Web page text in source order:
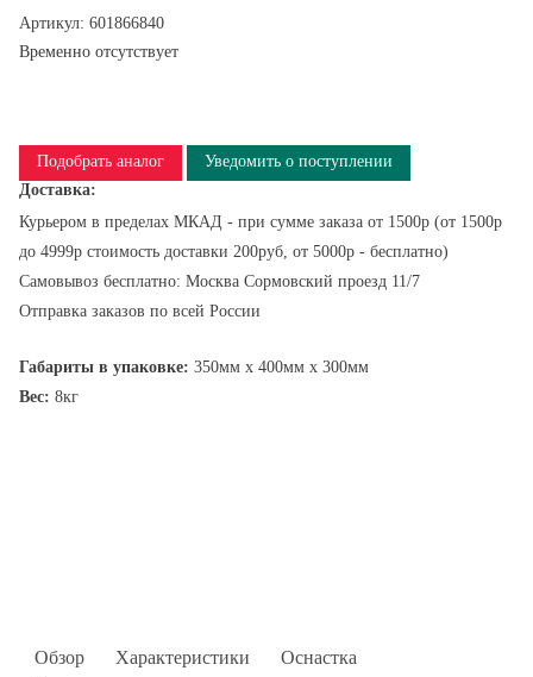
Артикул: 601866840
Временно отсутствует
Подобрать аналог
Уведомить о поступлении
Доставка:
Курьером в пределах МКАД - при сумме заказа от 1500р (от 1500р
до 4999р стоимость доставки 200руб, от 5000р - бесплатно)
Самовывоз бесплатно: Москва Сормовский проезд 11/7
Отправка заказов по всей России
Габариты в упаковке: 350мм x 400мм x 300мм
Вес: 8кг
Обзор Характеристики
Оснастка